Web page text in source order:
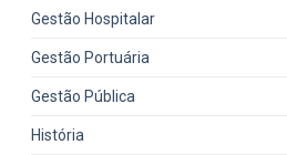
Gestão Hospitalar
Gestão Portuária
Gestão Pública
História